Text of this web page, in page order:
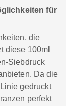
für
die
diese 100ml
Siebdruck
Da die
gedruckt
perfekt